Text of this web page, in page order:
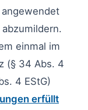
angewendet
einmal im
(§ 34 Abs. 4
4 EStG)
erfüllt